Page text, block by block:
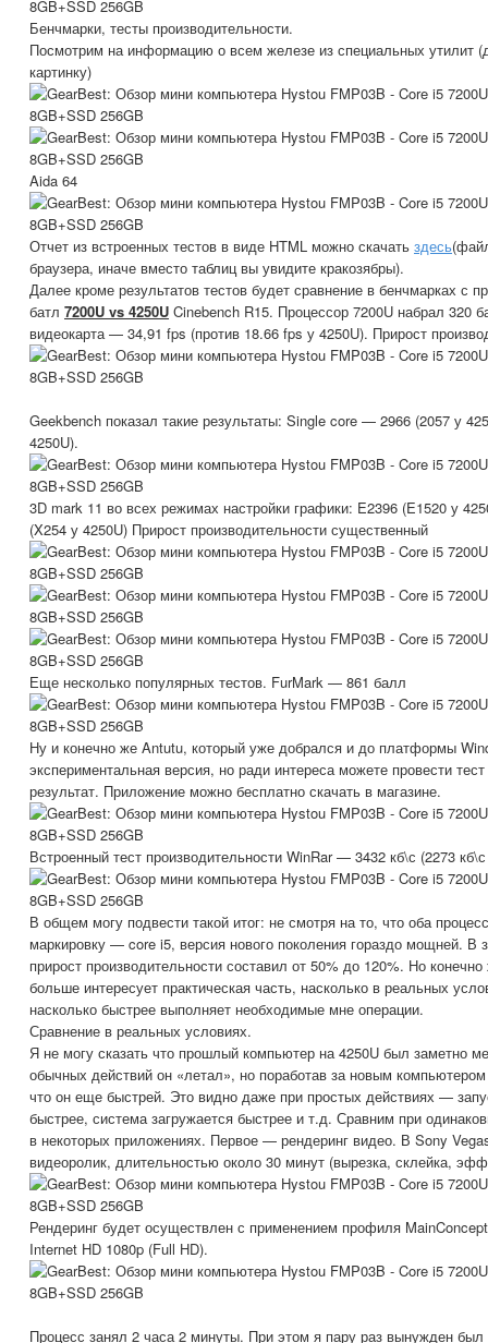
Бенчмарки, тесты производительности.
Посмотрим на информацию о всем железе из специальных утилит
картинку)
Aida 64
Отчет из встроенных тестов в виде HTML можно скачать здесь
браузера, иначе вместо таблиц вы увидите кракозябры).
Далее кроме результатов тестов будет сравнение в бенчмарках с
батл 7200U vs 4250U Cinebench R15. Процессор 7200U набрал 320
видеокарта — 34,91 fps (против 18.66 fps у 4250U). Прирост
Geekbench показал такие результаты: Single core — 2966 (2057 у
4250U).
3D mark 11 во всех режимах настройки графики: E2396 (E1520 у
(X254 у 4250U) Прирост производительности существенный
Еще несколько популярных тестов. FurMark — 861 балл
Ну и конечно же Antutu, который уже добрался и до платформы
экспериментальная версия, но ради интереса можете провести
результат. Приложение можно бесплатно скачать в магазине.
Встроенный тест производительности WinRar — 3432 кб\с (2273
В общем могу подвести такой итог: не смотря на то, что оба
маркировку — core i5, версия нового поколения гораздо мощней. В
прирост производительности составил от 50% до 120%. Но
больше интересует практическая часть, насколько в реальных
насколько быстрее выполняет необходимые мне операции.
Сравнение в реальных условиях.
Я не могу сказать что прошлый компьютер на 4250U был заметно
обычных действий он «летал», но поработав за новым
что он еще быстрей. Это видно даже при простых действиях —
быстрее, система загружается быстрее и т.д. Сравним при
в некоторых приложениях. Первое — рендеринг видео. В Sony
видеоролик, длительностью около 30 минут (вырезка, склейка,
Рендеринг будет осуществлен с применением профиля
Internet HD 1080p (Full HD).
Процесс занял 2 часа 2 минуты. При этом я пару раз вынужден был